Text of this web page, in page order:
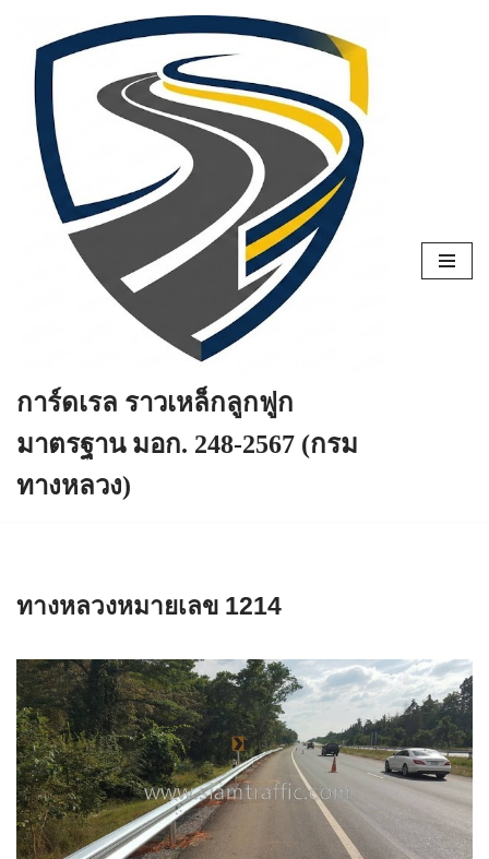
Skip
content
การ์ดเรล ราวเหล็กลูกฟูก
มาตรฐาน มอก. 248-2567 (กรม
ทางหลวง)
ทางหลวงหมายเลข 1214